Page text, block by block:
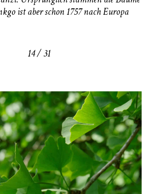
ist aber schon 1757 nach Europa
14 / 31